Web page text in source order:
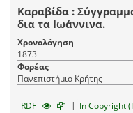
Καραβίδα : Σύγγραμμα περιοδικόν προωρισμένον
δια τα Ιωάννινα.
Χρονολόγηση
1873
Φορέας
Πανεπιστήμιο Κρήτης
RDF | In Copyright